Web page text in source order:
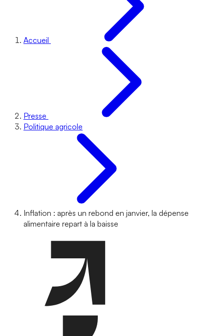
Accueil
Presse
Politique agricole
Inflation : après un rebond en janvier, la dépense
alimentaire repart à la baisse